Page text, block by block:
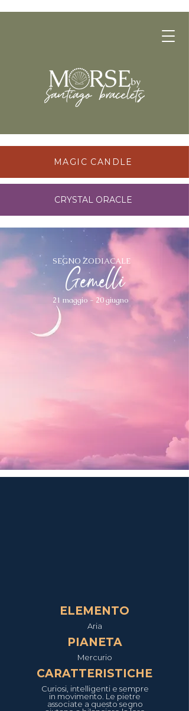
MAGIC CANDLE
CRYSTAL ORACLE
SEGNO ZODIACALE
Gemelli
21 maggio - 20 giugno
ELEMENTO
Aria
PIANETA
Mercurio
CARATTERISTICHE
Curiosi, intelligenti e sempre
in movimento. Le pietre
associate a questo segno